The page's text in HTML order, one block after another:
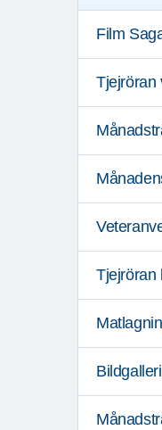
Film
Tjejröran
Tjejröran